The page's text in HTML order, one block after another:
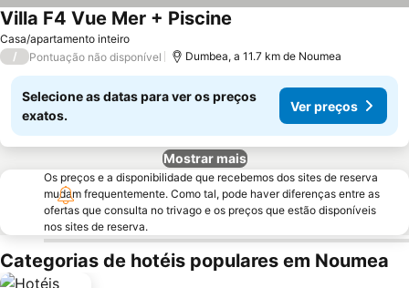
Casa/apartamento inteiro
Villa F4 Vue Mer + Piscine
/ Pontuação não disponível Dumbea, a 11.7 km de Noumea
Selecione as datas para ver os preços
exatos.
Ver preços
Mostrar mais
Os preços e a disponibilidade que recebemos dos sites de reserva
mudam frequentemente. Como tal, pode haver diferenças entre as
ofertas que consulta no trivago e os preços que estão disponíveis
nos sites de reserva.
Categorias de hotéis populares em Noumea